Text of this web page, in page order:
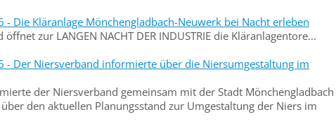
- Die Kläranlage Mönchengladbach-Neuwerk bei Nacht erleben
zur LANGEN NACHT DER INDUSTRIE die Kläranlagentore...
- Der Niersverband informierte über die Niersumgestaltung im
der Niersverband gemeinsam mit der Stadt Mönchengladbach
über den aktuellen Planungsstand zur Umgestaltung der Niers im